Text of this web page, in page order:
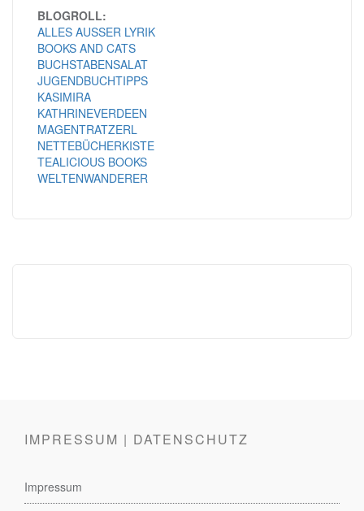
BLOGROLL:
ALLES AUSSER LYRIK
BOOKS AND CATS
BUCHSTABENSALAT
JUGENDBUCHTIPPS
KASIMIRA
KATHRINEVERDEEN
MAGENTRATZERL
NETTEBÜCHERKISTE
TEALICIOUS BOOKS
WELTENWANDERER
IMPRESSUM | DATENSCHUTZ
Impressum